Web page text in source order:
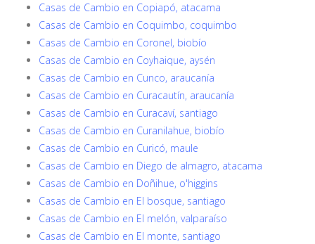
Casas de Cambio en Copiapó, atacama
Casas de Cambio en Coquimbo, coquimbo
Casas de Cambio en Coronel, biobío
Casas de Cambio en Coyhaique, aysén
Casas de Cambio en Cunco, araucanía
Casas de Cambio en Curacautín, araucanía
Casas de Cambio en Curacaví, santiago
Casas de Cambio en Curanilahue, biobío
Casas de Cambio en Curicó, maule
Casas de Cambio en Diego de almagro, atacama
Casas de Cambio en Doñihue, o'higgins
Casas de Cambio en El bosque, santiago
Casas de Cambio en El melón, valparaíso
Casas de Cambio en El monte, santiago